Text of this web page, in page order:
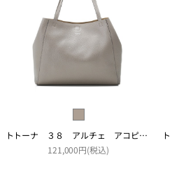
トトーナ ３８ アルチェ アコピアート
121,000円(税込)